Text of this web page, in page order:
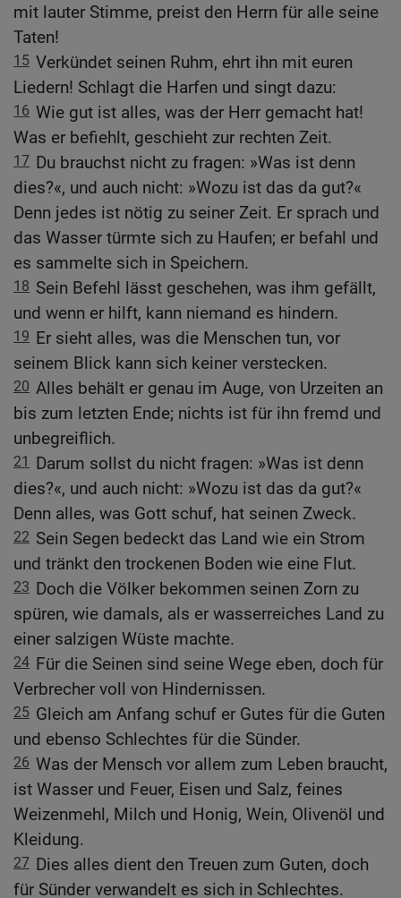
mit lauter Stimme, preist den Herrn für alle seine
Taten!
15 Verkündet seinen Ruhm, ehrt ihn mit euren
Liedern! Schlagt die Harfen und singt dazu:
16 Wie gut ist alles, was der Herr gemacht hat!
Was er befiehlt, geschieht zur rechten Zeit.
17 Du brauchst nicht zu fragen: »Was ist denn
dies?«, und auch nicht: »Wozu ist das da gut?«
Denn jedes ist nötig zu seiner Zeit. Er sprach und
das Wasser türmte sich zu Haufen; er befahl und
es sammelte sich in Speichern.
18 Sein Befehl lässt geschehen, was ihm gefällt,
und wenn er hilft, kann niemand es hindern.
19 Er sieht alles, was die Menschen tun, vor
seinem Blick kann sich keiner verstecken.
20 Alles behält er genau im Auge, von Urzeiten an
bis zum letzten Ende; nichts ist für ihn fremd und
unbegreiflich.
21
Darum sollst du nicht fragen: »Was ist denn
dies?«, und auch nicht: »Wozu ist das da gut?«
Denn alles, was Gott schuf, hat seinen Zweck.
22 Sein Segen bedeckt das Land wie ein Strom
und tränkt den trockenen Boden wie eine Flut.
23 Doch die Völker bekommen seinen Zorn zu
spüren, wie damals, als er wasserreiches Land zu
einer salzigen Wüste machte.
24 Für die Seinen sind seine Wege eben, doch für
Verbrecher voll von Hindernissen.
25 Gleich am Anfang schuf er Gutes für die Guten
und ebenso Schlechtes für die Sünder.
26 Was der Mensch vor allem zum Leben braucht,
ist Wasser und Feuer, Eisen und Salz, feines
Weizenmehl, Milch und Honig, Wein, Olivenöl und
Kleidung.
27 Dies alles dient den Treuen zum Guten, doch
für Sünder verwandelt es sich in Schlechtes.